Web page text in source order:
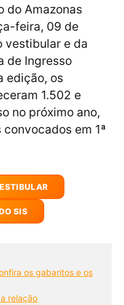
do Amazonas
feira, 09 de
vestibular e da
de Ingresso
edição, os
1.502 e
no próximo ano,
em 1ª
SIS
os gabaritos e os
relação